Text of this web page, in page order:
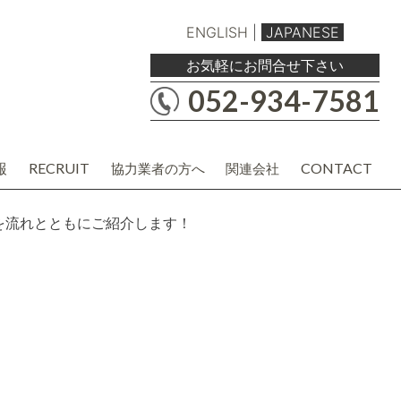
ENGLISH
JAPANESE
お気軽にお問合せ下さい
052-934-7581
RECRUIT 協力業者の方へ 関連会社 CONTACT
れとともにご紹介します！